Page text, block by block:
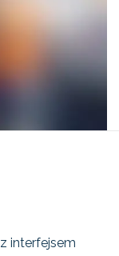
z interfejsem